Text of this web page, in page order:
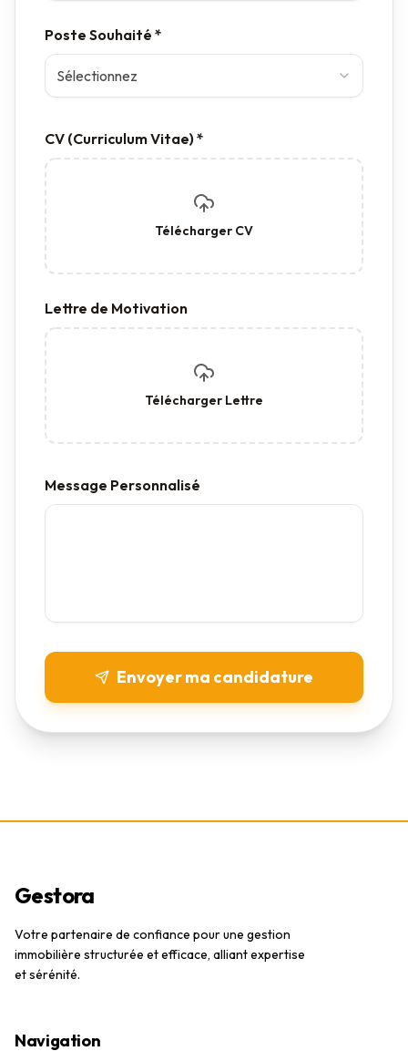
Poste Souhaité *
Sélectionnez
CV (Curriculum Vitae) *
Télécharger CV
Lettre de Motivation
Télécharger Lettre
Message Personnalisé
Envoyer ma candidature
Gestora
Votre partenaire de confiance pour une gestion
immobilière structurée et efficace, alliant expertise
et sérénité.
Navigation